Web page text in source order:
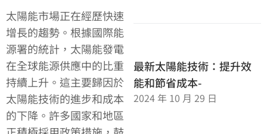
太陽能市場正在經歷快速
增長的趨勢。根據國際能
源署的統計，太陽能發電
在全球能源供應中的比重
持續上升。這主要歸因於
太陽能技術的進步和成本
的下降。許多國家和地區
最新太陽能技術：提升效
能和節省成本-
2024 年 10 月 29 日